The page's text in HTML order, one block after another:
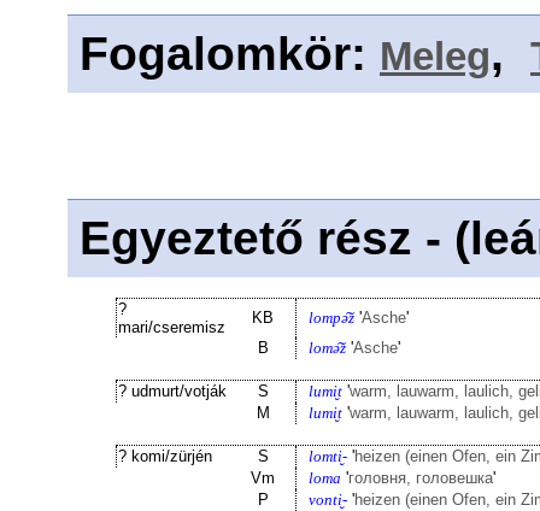
Fogalomkör: Meleg,
Egyeztető rész -
?
mari/cseremisz
KB lompə̑ž 'Asche'
B
lomə̑ž 'Asche'
? udmurt/votják S lumi̮t 'warm, lauwarm, laulich,
M
lumi̮t 'warm, lauwarm, laulich,
? komi/zürjén S lomti̮- 'heizen (einen Ofen, ein
Vm
loma 'головня, головешка'
P
vonti̮- 'heizen (einen Ofen, ein